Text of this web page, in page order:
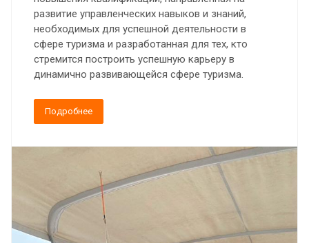
развитие управленческих навыков и знаний,
необходимых для успешной деятельности в
сфере туризма и разработанная для тех, кто
стремится построить успешную карьеру в
динамично развивающейся сфере туризма.
Подробнее